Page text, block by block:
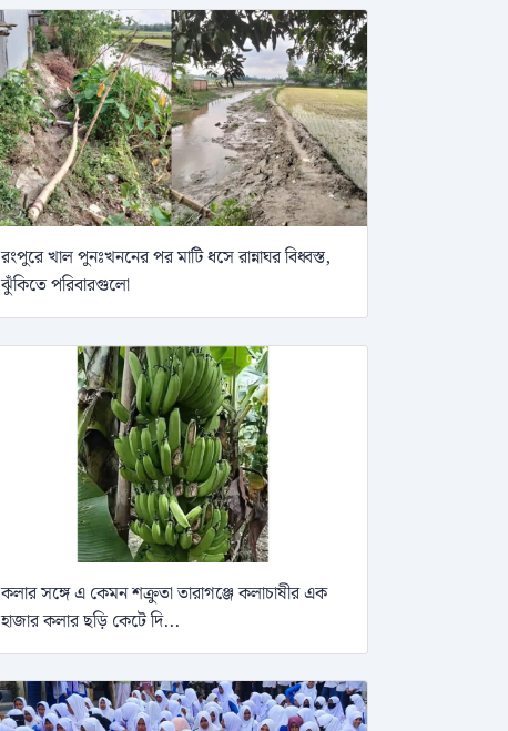
রংপুরে খাল পুনঃখননের পর মাটি ধসে রান্নাঘর বিধ্বস্ত,
ঝুঁকিতে পরিবারগুলো
কলার সঙ্গে এ কেমন শক্রুতা তারাগঞ্জে কলাচাষীর এক
হাজার কলার ছড়ি কেটে দি...